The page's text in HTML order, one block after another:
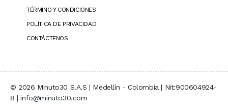
TÉRMINO Y CONDICIONES
POLÍTICA DE PRIVACIDAD
CONTÁCTENOS
© 2026 Minuto30 S.A.S | Medellín - Colombia | Nit:900604924-
8 | info@minuto30.com